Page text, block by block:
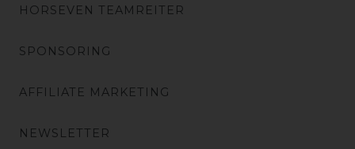
HORSEVEN TEAMREITER
SPONSORING
AFFILIATE MARKETING
NEWSLETTER